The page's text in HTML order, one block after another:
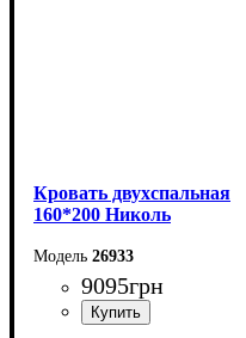
Кровать двухспальная
160*200 Николь
26933
9095грн